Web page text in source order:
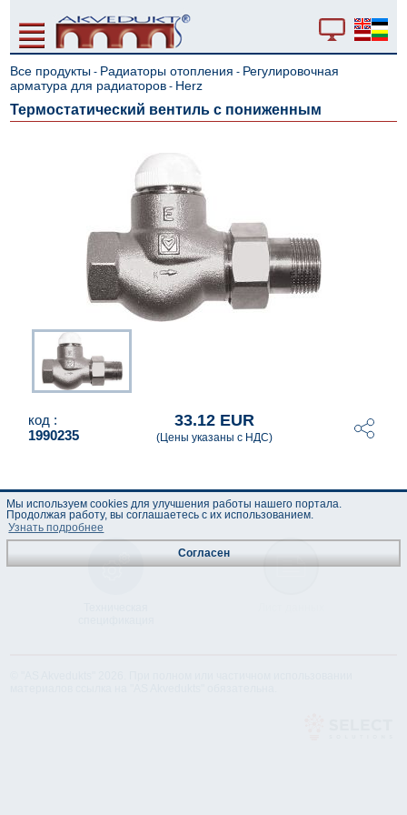
Все продукты - Радиаторы отопления - Регулировочная
арматура для радиаторов - Herz
Термостатический вентиль с пониженным
код :
1990235
33.12 EUR
(Цены указаны с НДС)
Мы используем cookies для улучшения работы нашего портала.
Продолжая работу, вы соглашаетесь с их использованием.
Узнать подробнее
Согласен